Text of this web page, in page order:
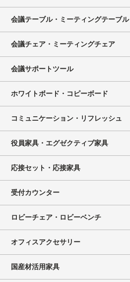
会議テーブル・ミーティングテーブル
会議チェア・ミーティングチェア
会議サポートツール
ホワイトボード・コピーボード
コミュニケーション・リフレッシュ
役員家具・エグゼクティブ家具
応接セット・応接家具
受付カウンター
ロビーチェア・ロビーベンチ
オフィスアクセサリー
国産材活用家具